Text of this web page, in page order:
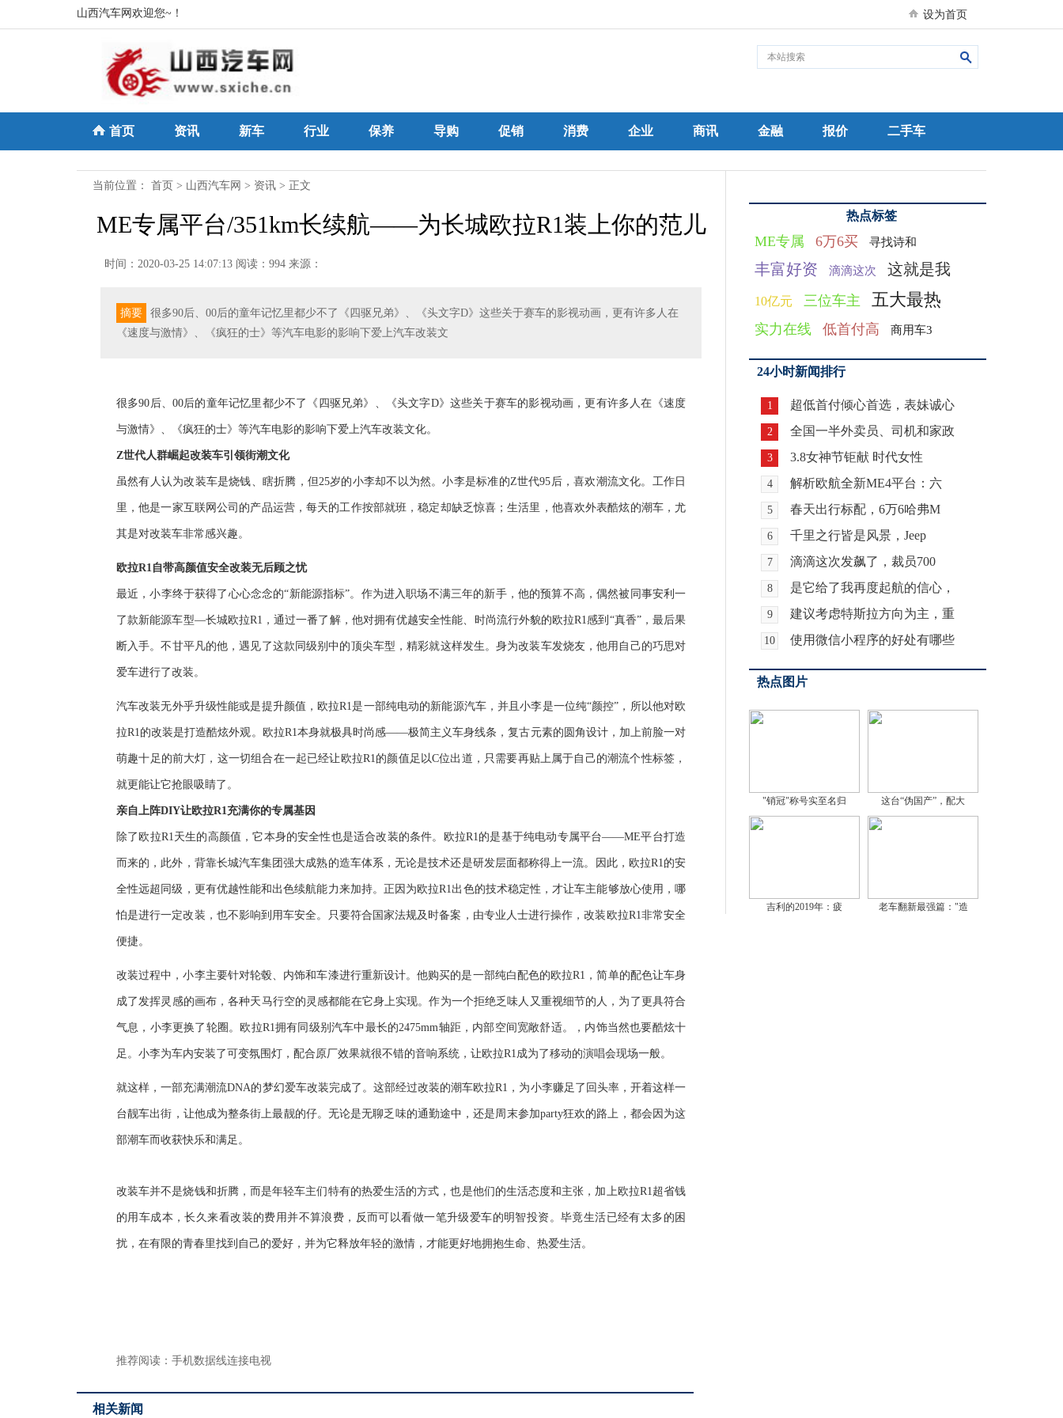
山西汽车网欢迎您~！ 设为首页
首页 资讯 新车 行业 保养 导购 促销 消费 企业 商讯 金融 报价 二手车
当前位置： 首页 > 山西汽车网 > 资讯 > 正文
ME专属平台/351km长续航——为长城欧拉R1装上你的范儿
时间：2020-03-25 14:07:13 阅读：994 来源：
摘要
很多90后、00后的童年记忆里都少不了《四驱兄弟》、《头文字D》这些关于赛车的影视动画，更有许多人在
《速度与激情》、《疯狂的士》等汽车电影的影响下爱上汽车改装文
很多90后、00后的童年记忆里 都少不了《四驱兄弟》、《头文字D》这些关于赛车的影视动画，更有许多人在《速度
与激情》 、《疯狂的士》 等汽车电影的影响下爱上汽车改装文化。
Z世代人群崛起改装车引领街潮文化
虽然有人认为改装车是烧钱、 瞎折腾 ，但25岁的小李却不以为然。小李是标准的Z世代95后，喜欢潮流文化。工作日
里，他是一家互联网公司的产品运营，每天的工作按部就班 ，稳定却缺乏惊喜 ；生活里，他喜欢外表酷炫的潮车，尤
其是对改装车非常感兴趣。
欧拉R1自带高颜值安全改装无后顾之忧
最近，小李终于获得了心心念念的“新能源指标”。 作为进入职场不满三年的新手，他的预算不高 ，偶然被同事安利一
了款新能源车型—长城欧拉R1 ，通过一番了解，他对拥有优越安全性能、时尚流行外貌的欧拉R1感到 “真香”，最后果
断入手。不甘平凡的他，遇见了这款同级别中 的顶尖车型 ，精彩就这样发生。身为改装车发烧友，他用自己的巧思对
爱车进行了改装。
汽车改装无外乎升级性能或是提升颜值，欧拉R1是一部纯电动的新能源汽车，并且小李是一位纯“颜控”，所以他对欧
拉R1的改装是打造酷炫外观。欧拉R1本身就极具时尚感——极简主义车身线条，复古元素的圆角设计，加上前脸一对
萌趣十足 的前大灯，这一切组合在一起已经让欧拉R1的颜值足以C位出道，只需要再贴上属于自己的潮流个性标签，
就更能让它抢眼吸 睛了。
亲自上阵DIY让欧拉R1充满你的专属基因
除了欧拉R1天生的高颜值，它本身的安全性也是适合改装的条件。欧拉R1的是基于纯电动专属平台——ME平台打造
而来的，此外，背靠长城汽车集团强大成熟的造车体系，无论是技术还是研发层面都称得上一流。 因此， 欧拉R1的安
全性远超同级， 更有优越性能和出色续航能力来加持。正因为欧拉R1出色的技术稳定性，才让车主能够放心使用，哪
怕是进行一定改装，也不影响到用车安全。只要符合国家法规及时备案 ， 由专业人士进行操作，改装欧拉R1非常安全
便捷。
改装过程中，小李主要针对轮毂、内饰和车漆进行重新设计。他购买的是一部纯白配色的欧拉R1 ，简单的配色让车身
成了发挥灵感的画布，各种天马行空的 灵感都能在它身上实现。作为一个拒绝乏味人 又重视细节的人， 为了更具符合
气息，小李更换了轮圈 。欧拉R1拥有同级别汽车中最长的2475mm轴距，内部空间宽敞舒适。，内饰当然也要酷炫十
足。小李为车内安装了可变氛围 灯 ， 配合原厂效果就很不错的音响系统， 让欧拉R1成为了移动的演唱会现场一般。
就这样，一部充满潮流DNA的梦幻爱车改装完成了。这部经过改装的潮车欧拉R1 ，为小李赚足了回头率，开着这样一
台靓车出街，让他成为整条街上最靓的仔。无论是无聊乏味的通勤途中，还是周末参加party狂欢的路上，都会因为这
部潮车而收获快乐和满足。
改装车并不是烧钱和折腾， 而是年轻车主们特有的热爱生活的方式 ，也是他们的生活态度和主张，加上欧拉R1超省钱
的用车成本 ，长久来看改装的费用并不算浪费 ， 反而可以看做一笔升级爱车的明智投资 。毕竟生活已经有太多的困
扰，在有限的青春里找到自己的爱好，并为它释放年轻的激情，才能更好地拥抱生命、热爱生活。
推荐阅读： 手机数据线连接电视
相关新闻
热点标签
ME专属 6万6买 寻找诗和
丰富好资 滴滴这次 这就是我
10亿元 三位车主 五大最热
实力在线 低首付高 商用车3
24小时新闻排行
1 超低首付倾心首选，表妹诚心
2 全国一半外卖员、司机和家政
3 3.8女神节钜献 时代女性
4 解析欧航全新ME4平台：六
5 春天出行标配，6万6哈弗M
6 千里之行皆是风景，Jeep
7 滴滴这次发飙了，裁员700
8 是它给了我再度起航的信心，
9 建议考虑特斯拉方向为主，重
10 使用微信小程序的好处有哪些
热点图片
"销冠"称号实至名归 这台“伪国产”，配大
吉利的2019年：疲 老车翻新最强篇："造